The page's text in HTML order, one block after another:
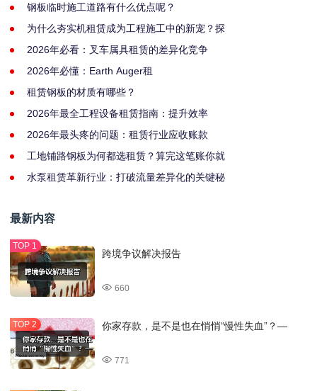
钢板临时施工道路有什么优点呢？
为什么夯实机租赁成为工程施工中的新宠？探
2026年必看：叉车属具租赁的差异化竞争
2026年必懂：Earth Auger租
租赁钢板的材质有哪些？
2026年最全工程设备租赁指南：提升效率
2026年最头疼的问题：租赁行业应收账款
工地铺路钢板为何都选租赁？算完这笔账你就
水泵租赁革新行业：打破流量差异化的关键秘
最新内容
跨境争议解决报告
660
你家存款，是不是也在悄悄“慢性失血”？—
771